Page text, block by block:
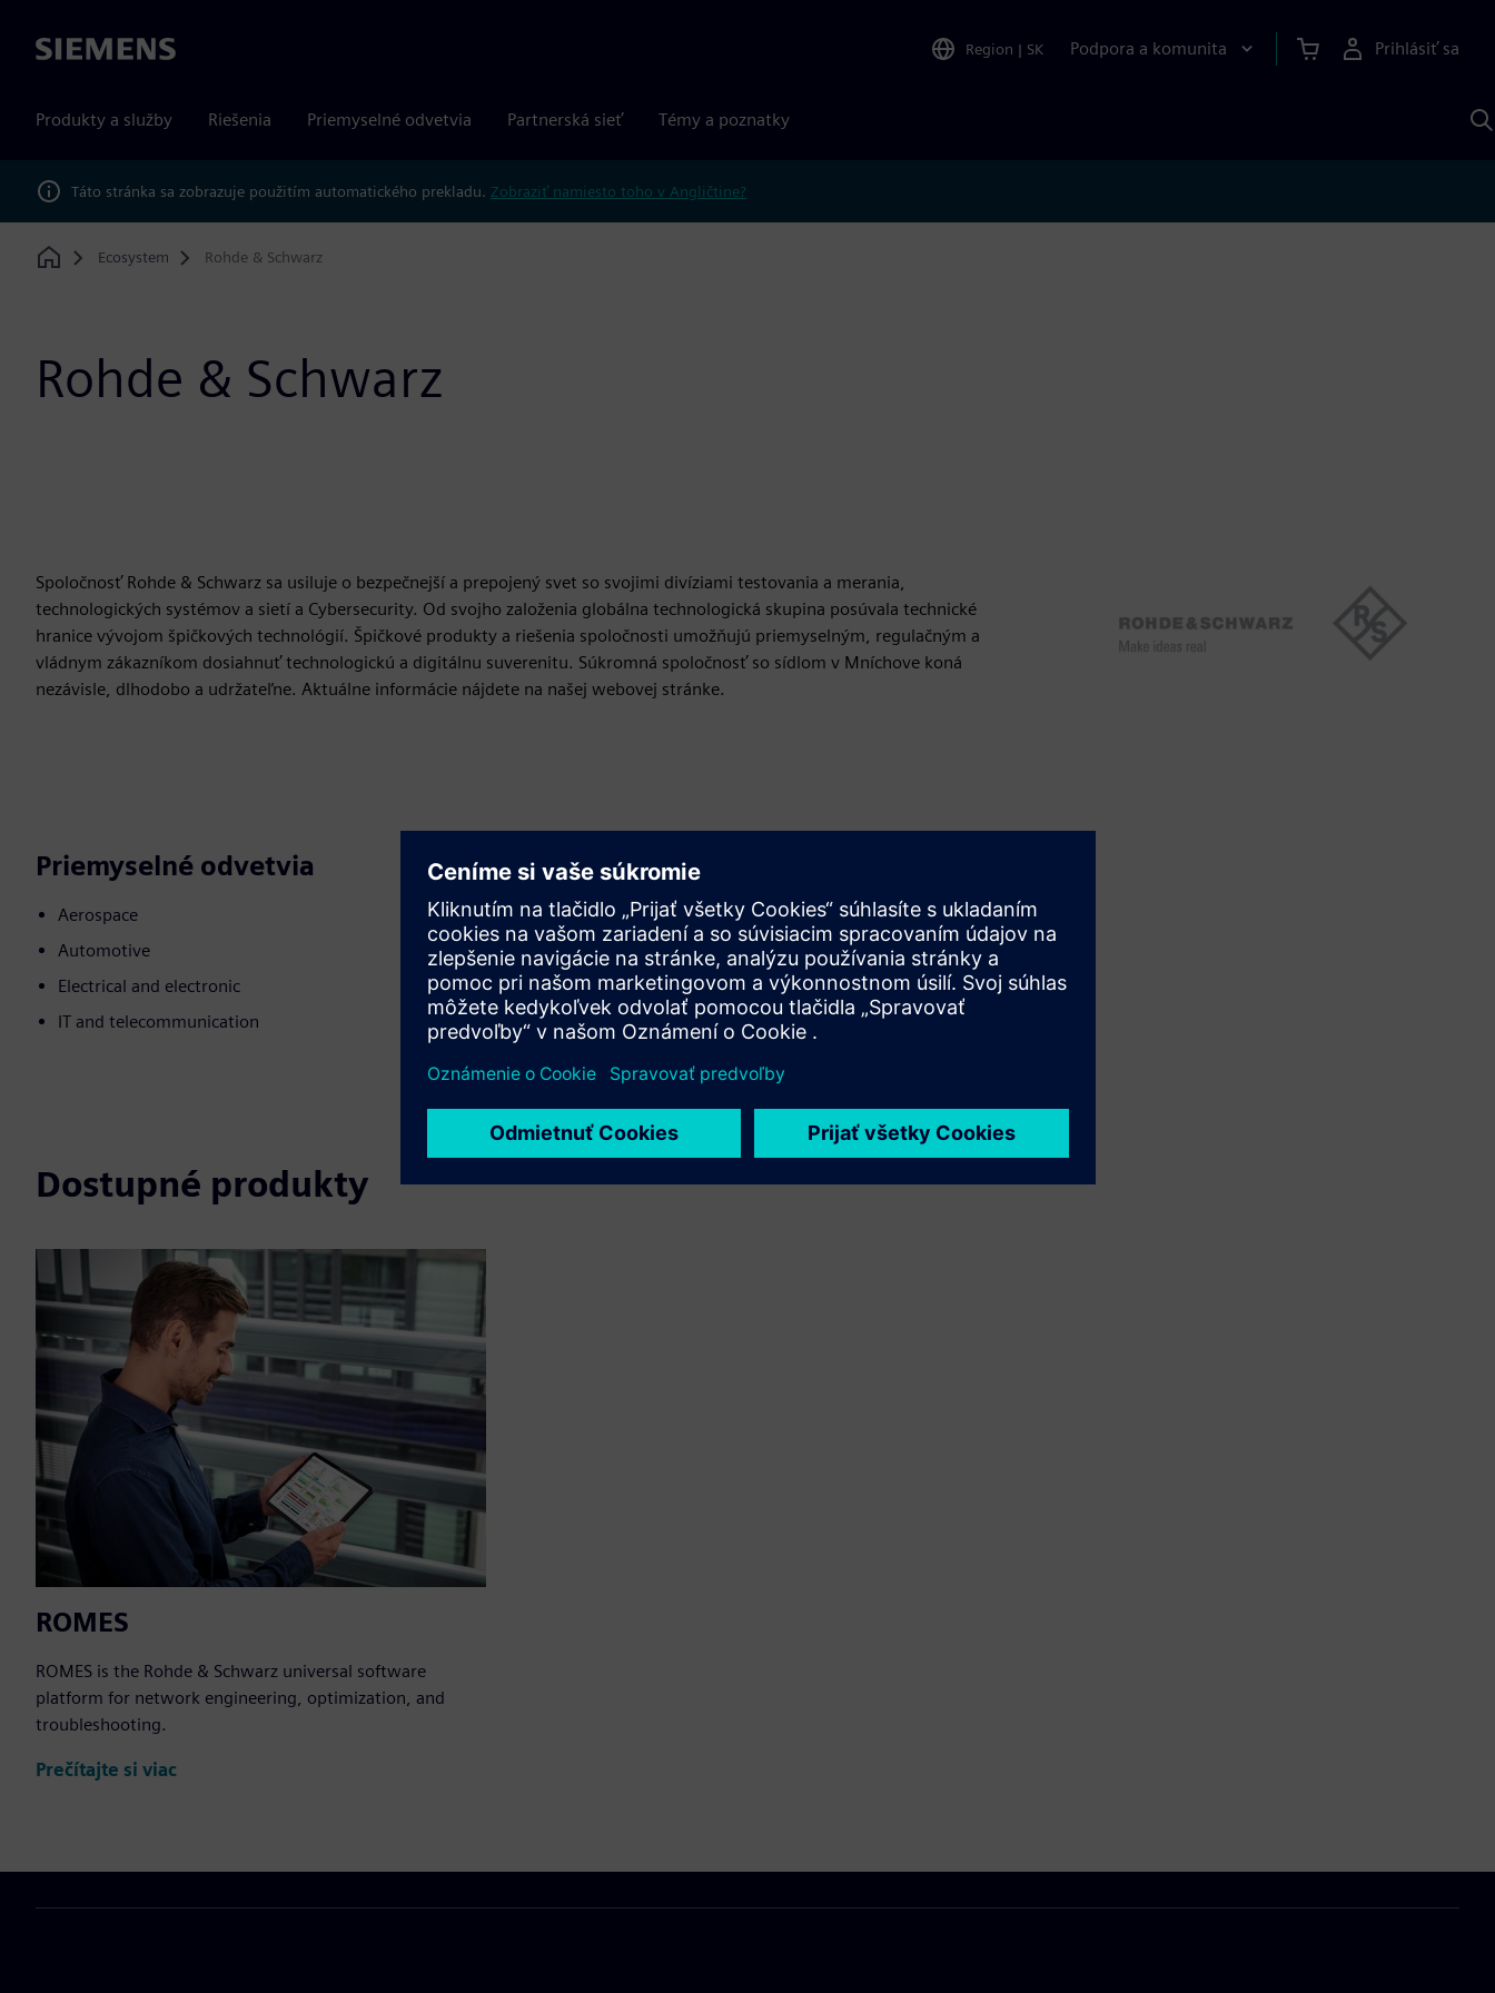
Siemens Region | SK Podpora a komunita Prihlásiť sa
Produkty a služby Riešenia Priemyselné odvetvia Partnerská sieť Témy a poznatky
Táto stránka sa zobrazuje použitím automatického prekladu. Zobraziť namiesto toho v Angličtine?
Home
Ecosystem Rohde & Schwarz
Rohde & Schwarz
Spoločnosť Rohde & Schwarz sa usiluje o bezpečnejší a prepojený svet so svojimi divíziami testovania a merania,
technologických systémov a sietí a Cybersecurity. Od svojho založenia globálna technologická skupina posúvala technické
hranice vývojom špičkových technológií. Špičkové produkty a riešenia spoločnosti umožňujú priemyselným, regulačným a
vládnym zákazníkom dosiahnuť technologickú a digitálnu suverenitu. Súkromná spoločnosť so sídlom v Mníchove koná
nezávisle, dlhodobo a udržateľne. Aktuálne informácie nájdete na našej webovej stránke.
Priemyselné odvetvia
Aerospace
Automotive
Electrical and electronic
IT and telecommunication
Pohyb
Build
Rozširuje alebo nadväzuje na produkt/riešenie Siemens
Xcelerator, vytvorením nového produktu, alebo vytvára
nové zákaznícke riešenie integráciou produktu Siemens
Xcelerator a vlastného produktu
Dostupné produkty
ROMES
ROMES is the Rohde & Schwarz universal software
platform for network engineering, optimization, and
troubleshooting.
Prečítajte si viac